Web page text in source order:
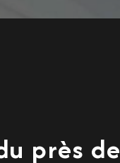
près de